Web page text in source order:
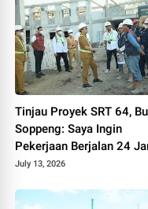
Tinjau Proyek SRT 64,
Soppeng: Saya Ingin
Pekerjaan Berjalan 24
July 13, 2026